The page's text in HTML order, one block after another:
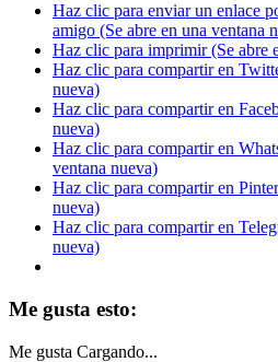
Haz clic para enviar un enlace
amigo (Se abre en una ventana
Haz clic para imprimir (Se abre
Haz clic para compartir en
nueva)
Haz clic para compartir en
nueva)
Haz clic para compartir en
ventana nueva)
Haz clic para compartir en
nueva)
Haz clic para compartir en
nueva)
Me gusta esto:
Me gusta Cargando...